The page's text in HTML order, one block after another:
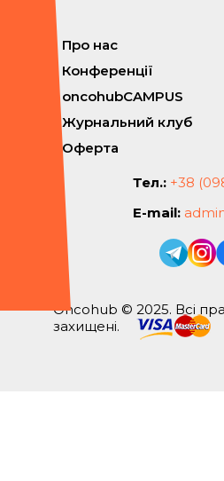
Про нас
Конференції
oncohubCAMPUS
Журнальний клуб
Оферта
Тел.: +38
E-mail:
Oncohub © 2025. Всі
захищені.